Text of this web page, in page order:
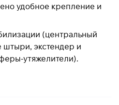
удобное крепление и
(центральный
штыри, экстендер и
утяжелители).